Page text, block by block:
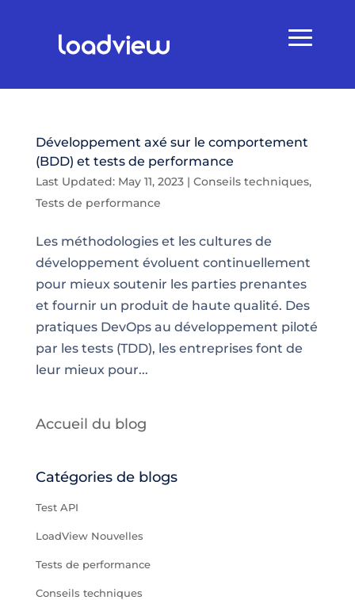
Développement axé sur le comportement
(BDD) et tests de performance
Last Updated: May 11, 2023| Conseils techniques,
Tests de performance
Les méthodologies et les cultures de
développement évoluent continuellement
pour mieux soutenir les parties prenantes
et fournir un produit de haute qualité. Des
pratiques DevOps au développement piloté
par les tests (TDD), les entreprises font de
leur mieux pour...
Accueil du blog
Catégories de blogs
Test API
LoadView Nouvelles
Tests de performance
Conseils techniques